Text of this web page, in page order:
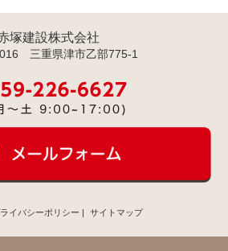
塚建設株式会社
三重県津市乙部775-1
イバシーポリシー | サイトマップ